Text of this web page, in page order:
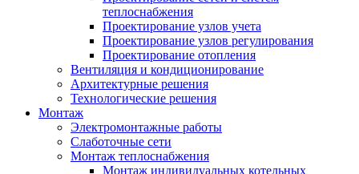
теплоснабжения
Проектирование узлов учета
Проектирование узлов регулирования
Проектирование отопления
Вентиляция и кондиционирование
Архитектурные решения
Технологические решения
Монтаж
Электромонтажные работы
Слаботочные сети
Монтаж теплоснабжения
Монтаж индивидуальных котельных